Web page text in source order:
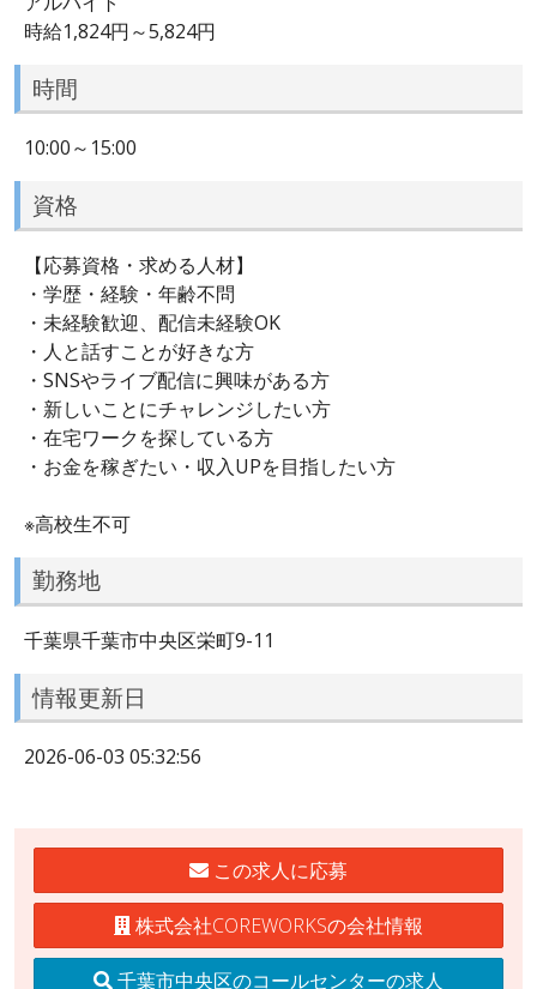
時給1,824円～5,824円
時間
10:00～15:00
資格
【応募資格・求める人材】
・学歴・経験・年齢不問
・未経験歓迎、配信未経験OK
・人と話すことが好きな方
・SNSやライブ配信に興味がある方
・新しいことにチャレンジしたい方
・在宅ワークを探している方
・お金を稼ぎたい・収入UPを目指したい方
※高校生不可
勤務地
千葉県千葉市中央区栄町9-11
情報更新日
2026-06-03 05:32:56
この求人に応募
株式会社COREWORKSの会社情報
千葉市中央区のコールセンターの求人